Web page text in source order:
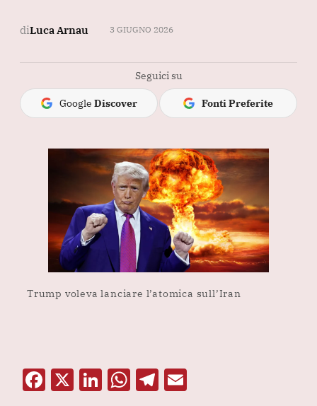
diLuca Arnau 3 GIUGNO 2026
Seguici su
Google Discover Fonti Preferite
Trump voleva lanciare l’atomica sull’Iran
F X Li W T